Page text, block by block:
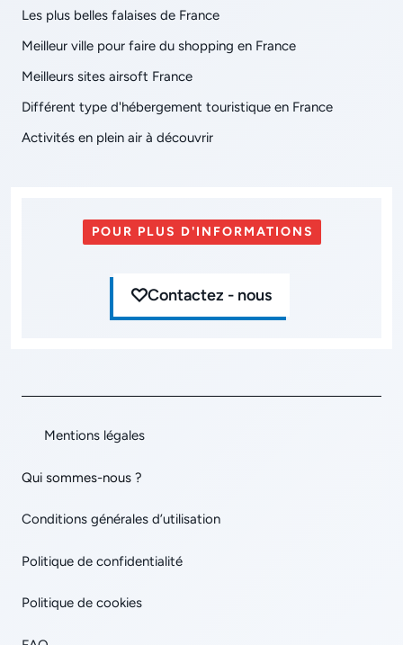
Les plus belles falaises de France
Meilleur ville pour faire du shopping en France
Meilleurs sites airsoft France
Différent type d'hébergement touristique en France
Activités en plein air à découvrir
POUR PLUS D'INFORMATIONS
Contactez - nous
Mentions légales
Qui sommes-nous ?
Conditions générales d’utilisation
Politique de confidentialité
Politique de cookies